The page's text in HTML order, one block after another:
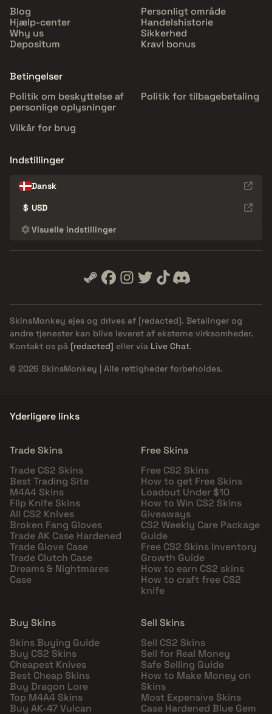
Blog
Hjælp-center
Why us
Depositum
Personligt område
Handelshistorie
Sikkerhed
Kravl bonus
Betingelser
Politik om beskyttelse af
personlige oplysninger
Politik for tilbagebetaling
Vilkår for brug
Indstillinger
Dansk
$ USD
Visuelle indstillinger
SkinsMonkey ejes og drives af [redacted]. Betalinger og
andre tjenester kan blive leveret af eksterne virksomheder.
Kontakt os på [redacted] eller via Live Chat.
© 2026 SkinsMonkey | Alle rettigheder forbeholdes.
Yderligere links
Trade Skins
Trade CS2 Skins
Best Trading Site
M4A4 Skins
Flip Knife Skins
All CS2 Knives
Broken Fang Gloves
Trade AK Case Hardened
Trade Glove Case
Trade Clutch Case
Dreams & Nightmares
Case
Free Skins
Free CS2 Skins
How to get Free Skins
Loadout Under $10
How to Win CS2 Skins
Giveaways
CS2 Weekly Care Package
Guide
Free CS2 Skins Inventory
Growth Guide
How to earn CS2 skins
How to craft free CS2
knife
Buy Skins
Skins Buying Guide
Buy CS2 Skins
Cheapest Knives
Best Cheap Skins
Buy Dragon Lore
Top M4A4 Skins
Buy AK-47 Vulcan
Sell Skins
Sell CS2 Skins
Sell for Real Money
Safe Selling Guide
How to Make Money on
Skins
Most Expensive Skins
Case Hardened Blue Gem